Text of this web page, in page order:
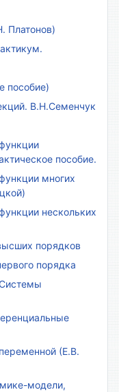
Платонов)
пособие)
В.Н.Семенчук
пособие.
многих
нескольких
порядков
порядка
(Е.В.
модели,